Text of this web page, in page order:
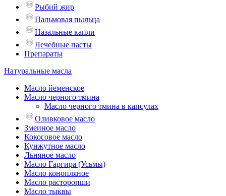
Рыбий жир
Пальмовая пыльца
Назальные капли
Лечебные пасты
Препараты
Натуральные масла
Масло йеменское
Масло черного тмина
Масло черного тмина в капсулах
Оливковое масло
Змеиное масло
Кокосовое масло
Кунжутное масло
Льняное масло
Масло Гаргира (Усьмы)
Масло конопляное
Масло расторопши
Масло тыквы